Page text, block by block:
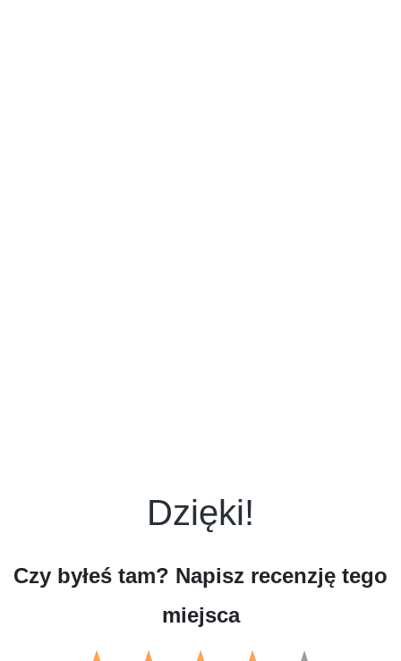
Dzięki!
Czy byłeś tam? Napisz recenzję tego
miejsca